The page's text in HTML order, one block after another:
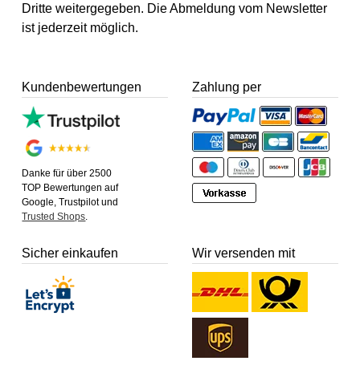
Dritte weitergegeben. Die Abmeldung vom Newsletter
ist jederzeit möglich.
Kundenbewertungen
Danke für über 2500
TOP Bewertungen auf
Google, Trustpilot und
Trusted Shops.
Zahlung per
Sicher einkaufen Wir versenden mit